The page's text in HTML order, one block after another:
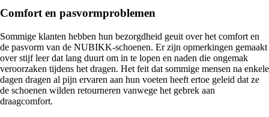
Comfort en pasvormproblemen
Sommige klanten hebben hun bezorgdheid geuit over het comfort en
de pasvorm van de NUBIKK-schoenen. Er zijn opmerkingen gemaakt
over stijf leer dat lang duurt om in te lopen en naden die ongemak
veroorzaken tijdens het dragen. Het feit dat sommige mensen na enkele
dagen dragen al pijn ervaren aan hun voeten heeft ertoe geleid dat ze
de schoenen wilden retourneren vanwege het gebrek aan
draagcomfort.